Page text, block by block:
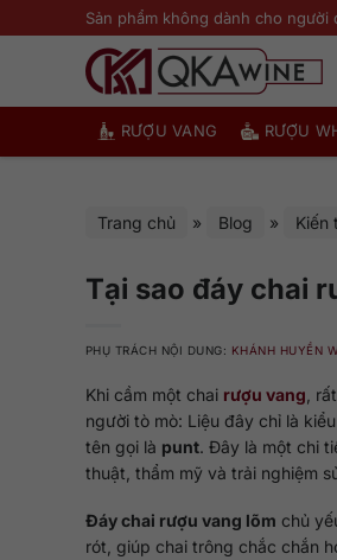
qua
Sản phẩm không dành cho người
RƯỢU VANG RƯỢU
Trang chủ » Blog » Kiến
Tại sao đáy chai
PHỤ TRÁCH NỘI DUNG: KHÁNH HUYỀN
Khi cầm một chai rượu vang ,
người tò mò: Liệu đây chỉ là
tên gọi là punt. Đây là một chi
thuật, thẩm mỹ và trải nghiệm
Đáy chai rượu vang lõm chủ
rót, giúp chai trông chắc chắn